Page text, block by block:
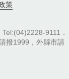
策
Tel:(04)2228-9111．
撥1999，外縣市請